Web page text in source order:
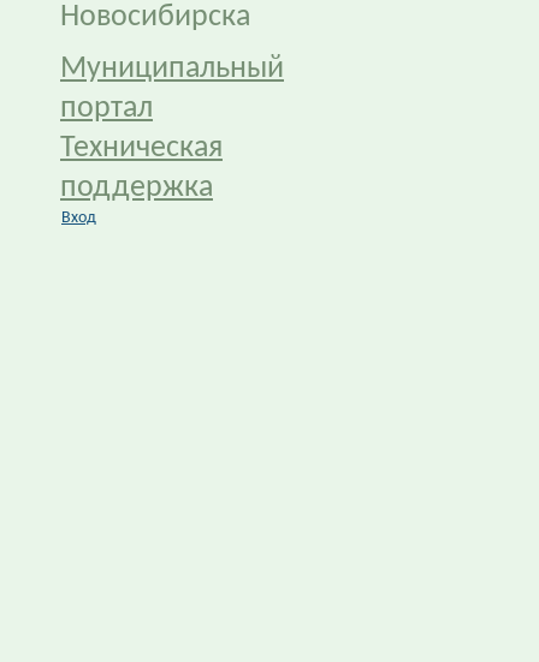
Новосибирска
Муниципальный
портал
Техническая
поддержка
Вход